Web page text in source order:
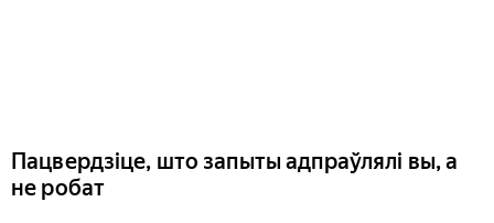
Пацвердзіце, што запыты адпраўлялі вы, а
не робат